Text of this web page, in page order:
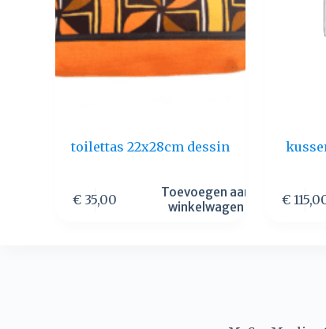
toilettas 22x28cm dessin
€ 35,00
Toevoegen aan
winkelwagen
€